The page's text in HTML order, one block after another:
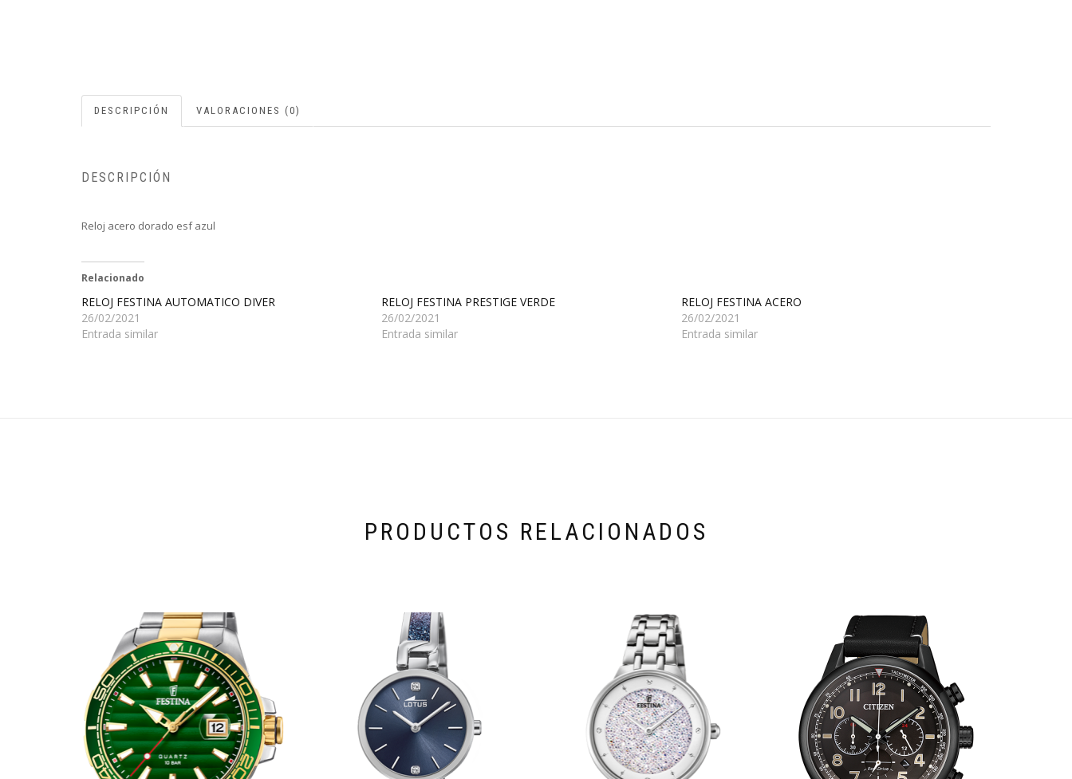
DESCRIPCIÓN VALORACIONES (0)
DESCRIPCIÓN
Reloj acero dorado esf azul
Relacionado
RELOJ FESTINA AUTOMATICO DIVER
26/02/2021
Entrada similar
RELOJ FESTINA PRESTIGE VERDE
26/02/2021
Entrada similar
RELOJ FESTINA ACERO
26/02/2021
Entrada similar
PRODUCTOS RELACIONADOS